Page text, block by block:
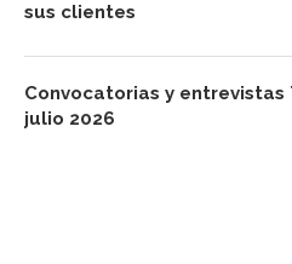
sus clientes
Convocatorias y entrevistas
julio 2026